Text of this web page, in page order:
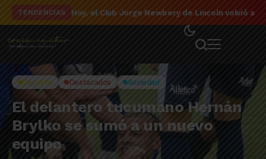
TENDENCIAS El detalle de la campaña de El Linqueño en el
Deporte Destacados Sociedad
El delantero tucumano Hernán
Brylko se sumó a un nuevo
equipo